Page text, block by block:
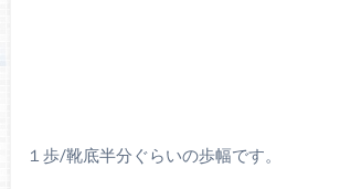
１歩/靴底半分ぐらいの歩幅です。